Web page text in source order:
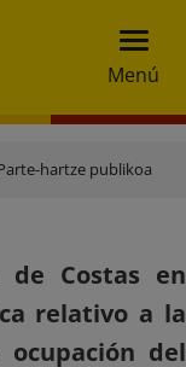
Menú
hartze publikoa
de Costas en
relativo a la
del